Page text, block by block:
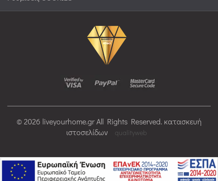
© 2026 liveyourhome.gr All Rights Reserved. κατασκευή
ιστοσελίδων
qualityweb